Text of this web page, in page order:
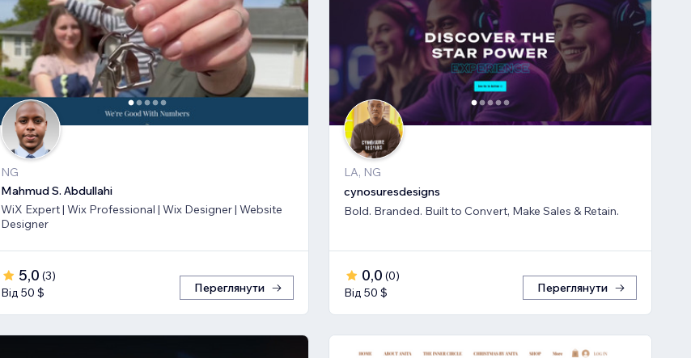
NG
Mahmud S. Abdullahi
WiX Expert | Wix Professional | Wix Designer | Website
Designer
5,0 (3)
Від 50 $
Переглянути
LA, NG
cynosuresdesigns
Bold. Branded. Built to Convert, Make Sales & Retain.
0,0 (0)
Від 50 $
Переглянути